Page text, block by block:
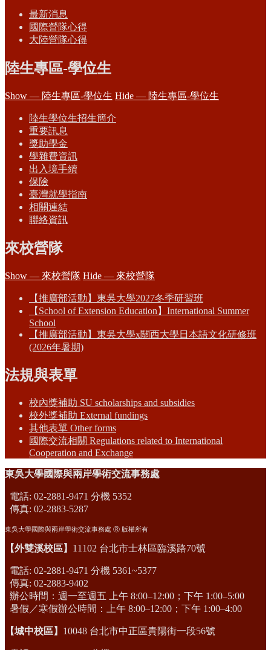
最新消息
國際營隊心得
大陸營隊心得
陸生專區-學位生
Show — 陸生專區-學位生 Hide — 陸生專區-學位生
陸生學位生招生簡介
重要訊息
獎助學金
學雜費資訊
出入境手續
保險
臺灣就學指南
相關連結
聯絡資訊
來校營隊
Show — 來校營隊 Hide — 來校營隊
【推廣部活動】東吳大學2027冬季研習班
【School of Extension Education】International Summer
School
【推廣部活動】東吳大學x關西大學日本語文化研修班
(2026年暑期)
法規與表單
校內獎補助 SU scholarships and subsidies
校外獎補助 External fundings
其他表單 Other forms
國際交流相關 Regulations related to International
Cooperation and Exchange
東吳大學國際與兩岸學術交流事務處
電話: 02-2881-9471 分機 5352
傳真: 02-2883-5287
東吳大學國際與兩岸學術交流事務處 Ⓡ 版權所有
【外雙溪校區】 11102 台北市士林區臨溪路70號
電話: 02-2881-9471 分機 5361~5377
傳真: 02-2883-9402
辦公時間：週一至週五 上午 8:00–12:00；下午 1:00–5:00
暑假／寒假辦公時間：上午 8:00–12:00；下午 1:00–4:00
【城中校區】 10048 台北市中正區貴陽街一段56號